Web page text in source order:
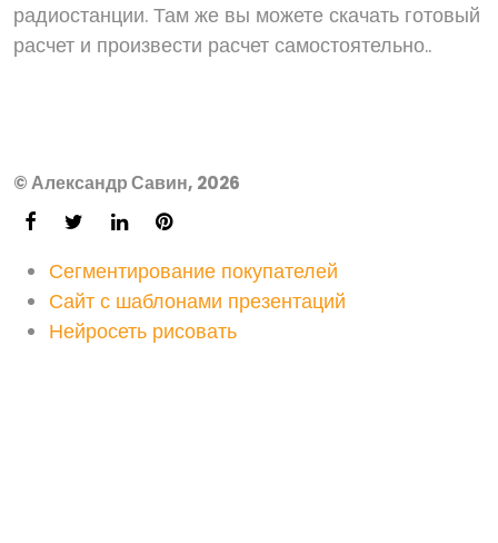
радиостанции. Там же вы можете скачать готовый
расчет и произвести расчет самостоятельно..
© Александр Савин, 2026
Сегментирование покупателей
Сайт с шаблонами презентаций
Нейросеть рисовать